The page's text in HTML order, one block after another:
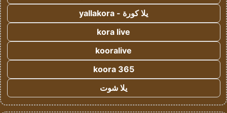
يلا كورة - yallakora
kora live
kooralive
koora 365
يلا شوت